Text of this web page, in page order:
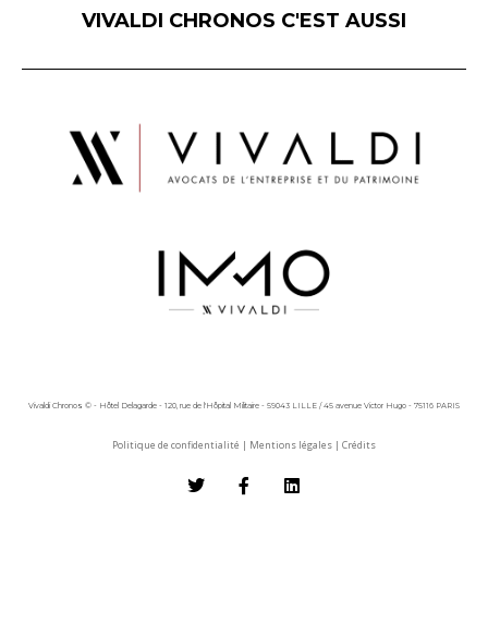
VIVALDI CHRONOS C'EST AUSSI
Vivaldi Chronos © - Hôtel Delagarde - 120, rue de l'Hôpital Militaire - 59043 LILLE / 45 avenue Victor Hugo - 75116 PARIS
Politique de confidentialité | Mentions légales | Crédits